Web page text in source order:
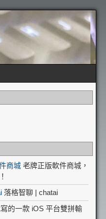
商城 老牌正版軟件商城，
落格智聊 | chatai
的一款 iOS 平台雙拼輸